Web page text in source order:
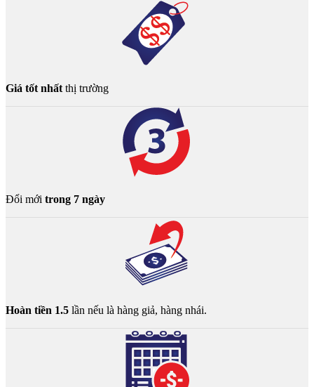
Giá tốt nhất thị trường
Đổi mới trong 7 ngày
Hoàn tiền 1.5 lần nếu là hàng giả, hàng nhái.